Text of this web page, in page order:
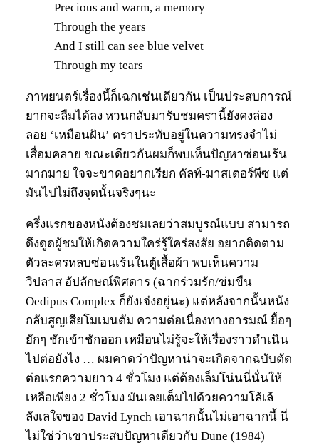
Precious and warm, a memory
Through the years
And I still can see blue velvet
Through my tears
ภาพยนตร์เรื่องนี้ก็เฉกเช่นเดียวกัน เป็นประสบการณ์
ยากจะลืมได้ลง หวนกลับมารับชมครานี้ยังคงล่อง
ลอย ‘เหมือนฝัน’ ตราประทับอยู่ในความทรงจำไม่
เสื่อมคลาย ขณะเดียวกันผมก็พบเห็นปัญหาซ่อนเร้น
มากมาย ใจจะขาดอยากเรียก คัลท์-มาสเตอร์พีซ แต่
มันไปไม่ถึงจุดนั้นจริงๆนะ
ครึ่งแรกของหนังต้องชมเลยว่าสมบูรณ์แบบ สามารถ
ดึงดูดผู้ชมให้เกิดความใคร่รู้ใคร่สงสัย อยากติดตาม
ตัวละครหลบซ่อนเร้นในตู้เสื้อผ้า พบเห็นความ
วิปลาส อัปลักษณ์พิศดาร (ฉากร่วมรัก/ข่มขืน
Oedipus Complex ก็ยังเจ๋งอยู่นะ) แต่หลังจากนั้นหนัง
กลับสูญเสียโมเมนตัม ความต่อเนื่องทางอารมณ์ ยื้อๆ
ยักๆ ชักเข้าชักออก เหมือนไม่รู้จะให้เรื่องราวดำเนิน
ไปต่อยังไง … ผมคาดว่าปัญหาน่าจะเกิดจากฉบับตัด
ต่อแรกความยาว 4 ชั่วโมง แต่ต้องเล็มโน่นนี่นั่นให้
เหลือเพียง 2 ชั่วโมง มันเลยเต็มไปด้วยความโล้เล้
ลังเลใจของ David Lynch เอาฉากนั้นไม่เอาฉากนี้ นี่
ไม่ใช่ว่าเขาประสบปัญหาเดียวกับ Dune (1984)